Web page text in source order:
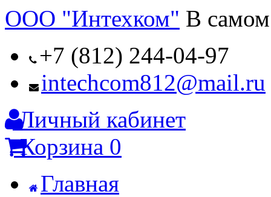
ООО "Интехком" В самом
+7 (812) 244-04-97
intechcom812@mail.ru
Личный кабинет
Корзина 0
Главная